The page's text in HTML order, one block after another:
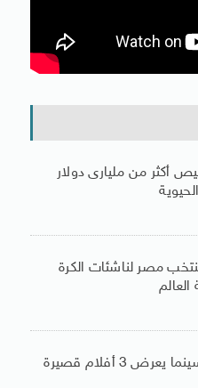
أكثر من مليارى دولار
مصر لناشئات الكرة
المركز القومى للسينما يعرض 3 أفلام قصيرة